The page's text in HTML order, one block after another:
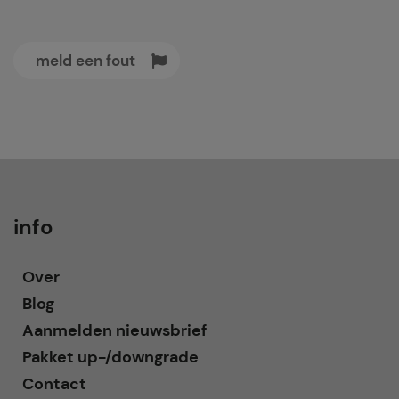
meld een fout
info
Over
Blog
Aanmelden nieuwsbrief
Pakket up-/downgrade
Contact